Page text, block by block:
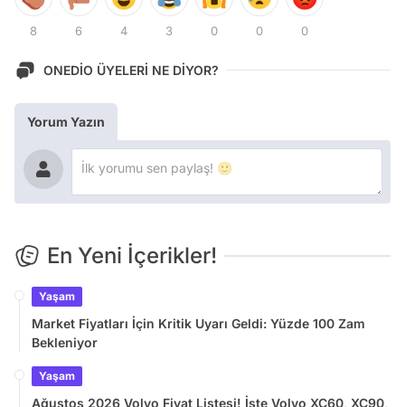
8 6 4 3 0 0 0
ONEDİO ÜYELERİ NE DİYOR?
Yorum Yazın
En Yeni İçerikler!
Yaşam
Market Fiyatları İçin Kritik Uyarı Geldi: Yüzde 100 Zam
Bekleniyor
Yaşam
Ağustos 2026 Volvo Fiyat Listesi! İşte Volvo XC60, XC90,